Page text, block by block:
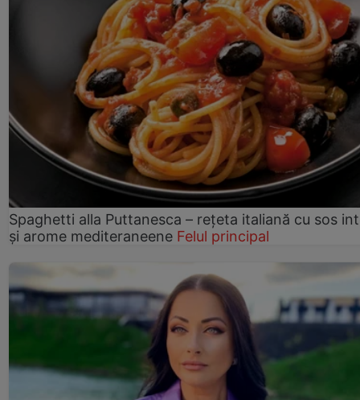
Spaghetti alla Puttanesca – rețeta italiană cu sos
și arome mediteraneene Felul principal